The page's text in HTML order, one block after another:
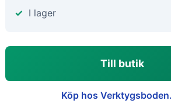
I lager
Till butik
Köp hos